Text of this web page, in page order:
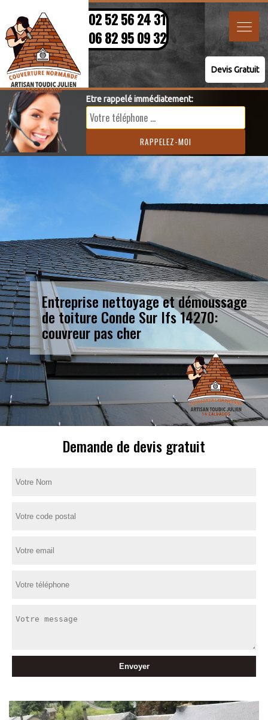
02 52 56 24 31
06 82 95 09 32
Devis Gratuit
Etre rappelé immédiatement:
Entreprise nettoyage et démoussage
de toiture Conde Sur Ifs 14270:
couvreur pas cher
Demande de devis gratuit